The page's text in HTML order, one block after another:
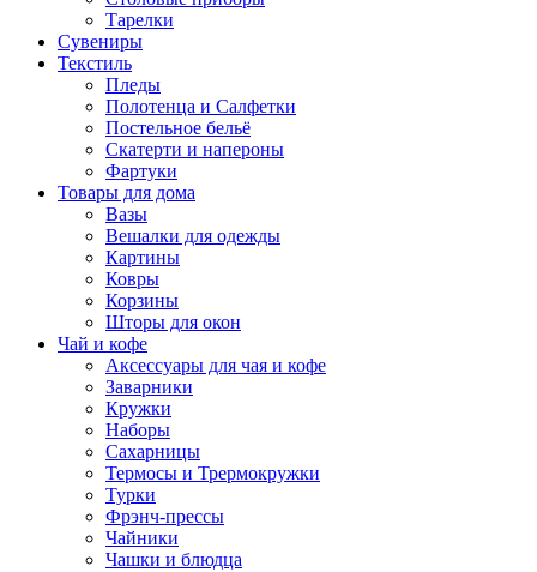
Тарелки
Сувениры
Текстиль
Пледы
Полотенца и Салфетки
Постельное бельё
Скатерти и напероны
Фартуки
Товары для дома
Вазы
Вешалки для одежды
Картины
Ковры
Корзины
Шторы для окон
Чай и кофе
Аксессуары для чая и кофе
Заварники
Кружки
Наборы
Сахарницы
Термосы и Трермокружки
Турки
Фрэнч-прессы
Чайники
Чашки и блюдца